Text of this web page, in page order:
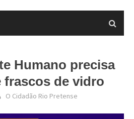
Humano precisa
frascos de vidro
O Cidadão Rio Pretense